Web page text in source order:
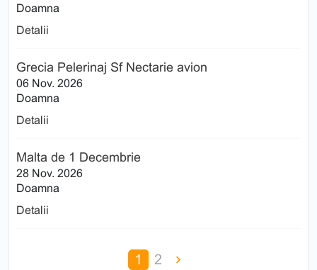
Doamna
Detalii
Grecia Pelerinaj Sf Nectarie avion
06 Nov. 2026
Doamna
Detalii
Malta de 1 Decembrie
28 Nov. 2026
Doamna
Detalii
1 2